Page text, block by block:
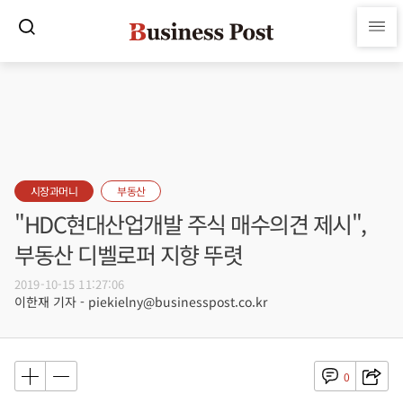
시장과머니 부동산
"HDC현대산업개발 주식 매수의견 제시",
부동산 디벨로퍼 지향 뚜렷
2019-10-15 11:27:06
이한재 기자 - piekielny@businesspost.co.kr
0